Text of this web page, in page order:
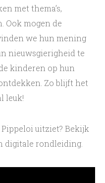
met thema’s,
Ook mogen de
we hun mening
nieuwsgierigheid te
kinderen op hun
Zo blijft het
leuk!
uitziet? Bekijk
digitale rondleiding.